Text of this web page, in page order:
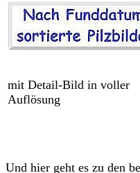
mit Detail-Bild in voller
Auflösung
Und hier geht es zu den